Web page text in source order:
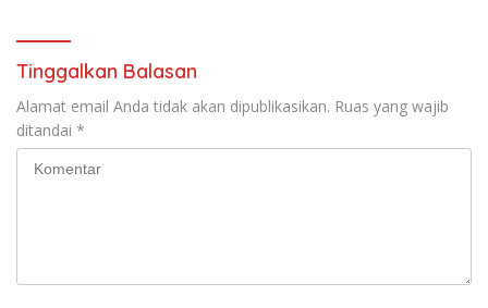
Tinggalkan Balasan
Alamat email Anda tidak akan dipublikasikan. Ruas yang wajib
ditandai *